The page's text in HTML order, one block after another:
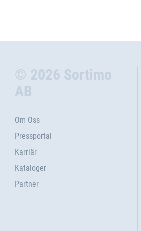
© 2026 Sortimo
AB
Om Oss
Pressportal
Karriär
Kataloger
Partner